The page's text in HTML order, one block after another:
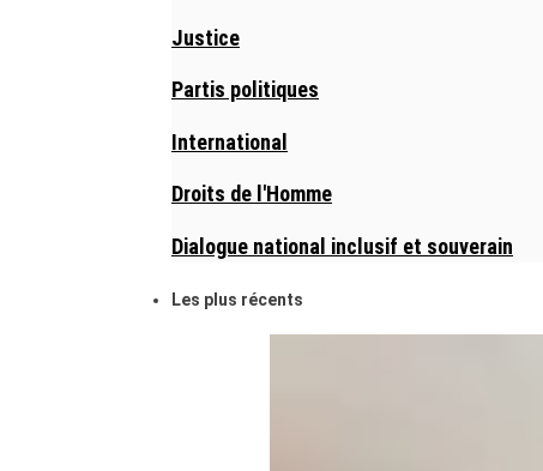
Justice
Partis politiques
International
Droits de l'Homme
Dialogue national inclusif et souverain
Les plus récents